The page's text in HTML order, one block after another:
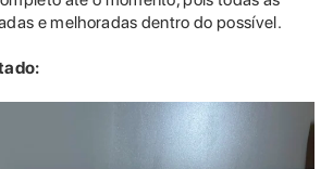
e melhoradas dentro do possível.